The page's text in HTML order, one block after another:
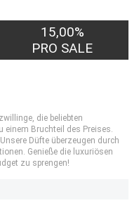
15,00%
PRO SALE
die beliebten
einem Bruchteil des Preises.
Düfte überzeugen durch
Genieße die luxuriösen
zu sprengen!